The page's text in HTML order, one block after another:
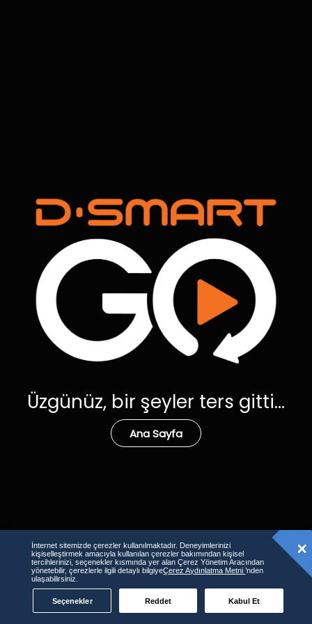
Üzgünüz, bir şeyler ters gitti...
Ana Sayfa
İnternet sitemizde çerezler kullanılmaktadır. Deneyimlerinizi
kişiselleştirmek amacıyla kullanılan çerezler bakımından kişisel
tercihlerinizi, seçenekler kısmında yer alan Çerez Yönetim Aracından
yönetebilir, çerezlerle ilgili detaylı bilgiyeÇerez Aydınlatma Metni’nden
ulaşabilirsiniz.
Seçenekler Reddet Kabul Et